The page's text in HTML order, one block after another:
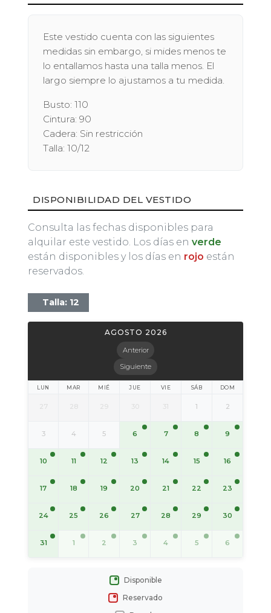
Este vestido cuenta con las siguientes
medidas sin embargo, si mides menos te
lo entallamos hasta una talla menos. El
largo siempre lo ajustamos a tu medida.
Busto: 110
Cintura: 90
Cadera: Sin restricción
Talla: 10/12
DISPONIBILIDAD DEL VESTIDO
Consulta las fechas disponibles para
alquilar este vestido. Los días en verde
están disponibles y los días en rojo están
reservados.
Talla: 12
Anterior
AGOSTO 2026
Siguiente
LUN MAR MIÉ JUE VIE SÁB DOM
27 28 29 30 31 1 2
3 4 5 6 7 8 9
10 11 12 13 14 15 16
17 18 19 20 21 22 23
24 25 26 27 28 29 30
31 1 2 3 4 5 6
Disponible
Reservado